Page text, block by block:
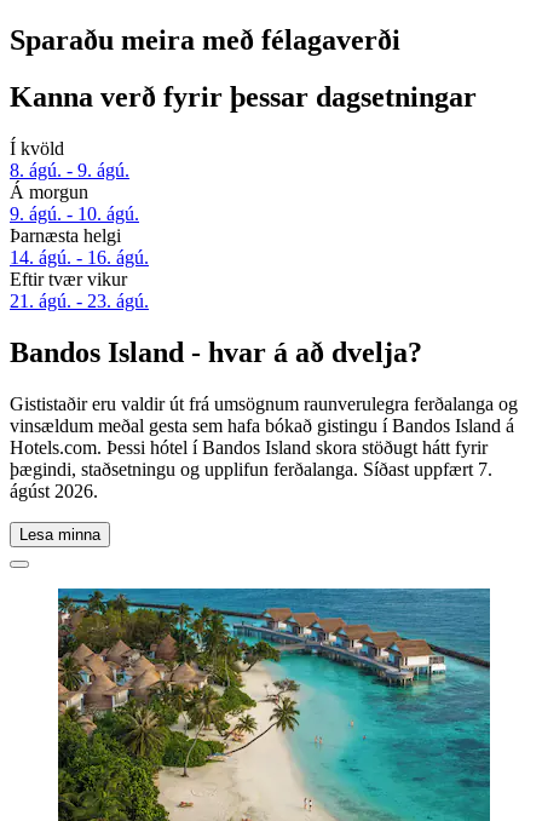
Sparaðu meira með félagaverði
Kanna verð fyrir þessar dagsetningar
Í kvöld
8. ágú. - 9. ágú.
Á morgun
9. ágú. - 10. ágú.
Þarnæsta helgi
14. ágú. - 16. ágú.
Eftir tvær vikur
21. ágú. - 23. ágú.
Bandos Island - hvar á að dvelja?
Gististaðir eru valdir út frá umsögnum raunverulegra ferðalanga og
vinsældum meðal gesta sem hafa bókað gistingu í Bandos Island á
Hotels.com. Þessi hótel í Bandos Island skora stöðugt hátt fyrir
þægindi, staðsetningu og upplifun ferðalanga. Síðast uppfært 7.
ágúst 2026.
Lesa minna